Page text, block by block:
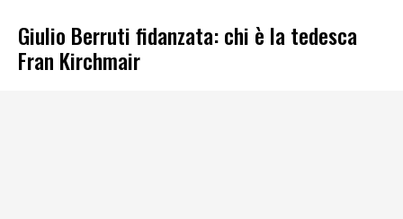
Giulio Berruti fidanzata: chi è la tedesca
Fran Kirchmair